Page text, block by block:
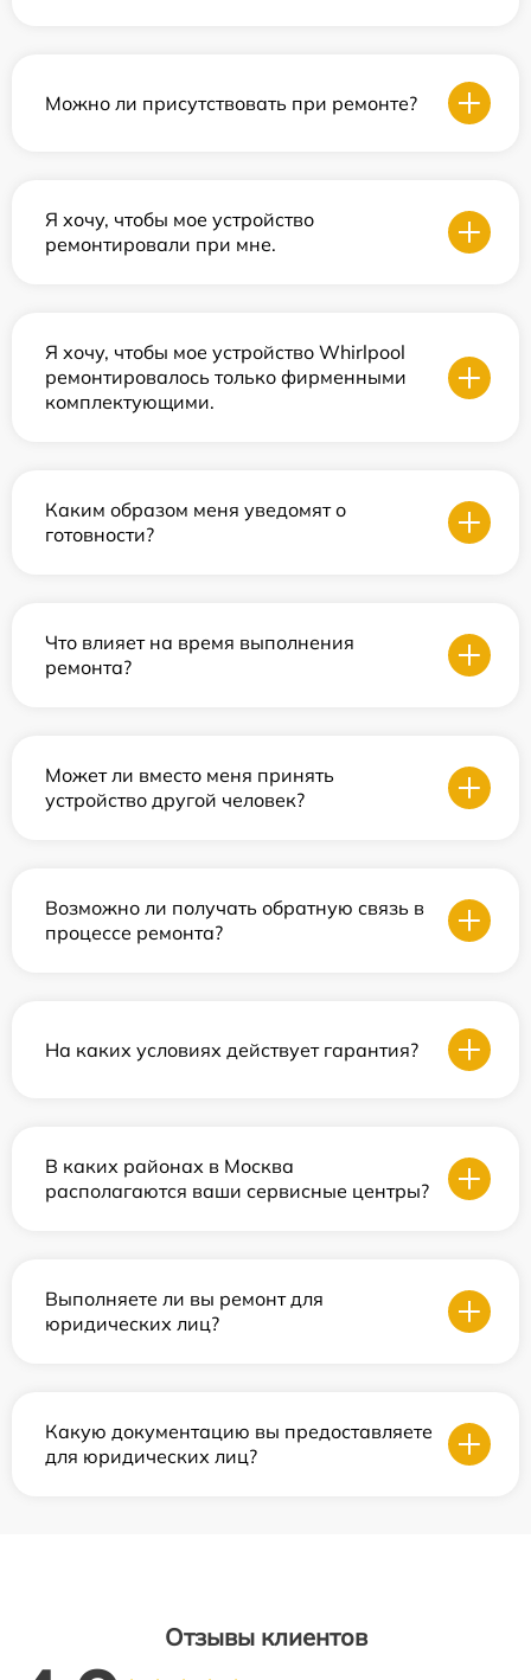
Можно ли присутствовать при ремонте?
Я хочу, чтобы мое устройство
ремонтировали при мне.
Я хочу, чтобы мое устройство Whirlpool
ремонтировалось только фирменными
комплектующими.
Каким образом меня уведомят о
готовности?
Что влияет на время выполнения
ремонта?
Может ли вместо меня принять
устройство другой человек?
Возможно ли получать обратную связь в
процессе ремонта?
На каких условиях действует гарантия?
В каких районах в Москва
располагаются ваши сервисные центры?
Выполняете ли вы ремонт для
юридических лиц?
Какую документацию вы предоставляете
для юридических лиц?
Отзывы клиентов